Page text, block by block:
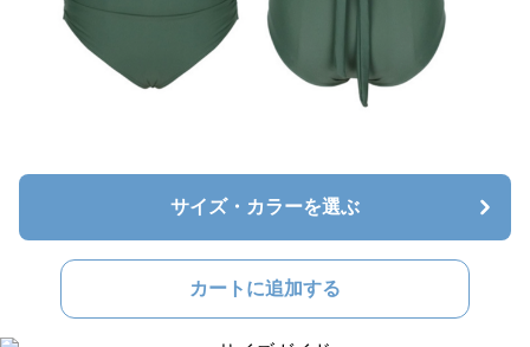
サイズ・カラーを選ぶ
カートに追加する